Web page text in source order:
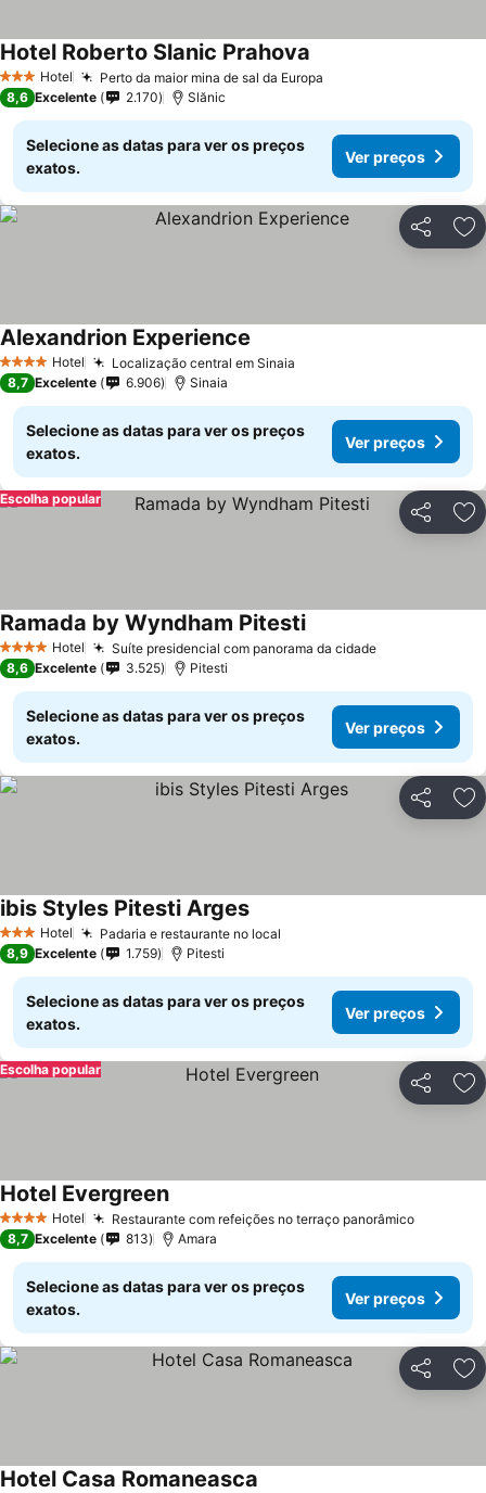
3 EstrelasHotel Perto da maior mina de sal da Europa
Hotel Roberto Slanic Prahova
8,6 Excelente 2.170 Slănic
Selecione as datas para ver os preços
exatos.
Ver preços
Partilhar
4 EstrelasHotel Localização central em Sinaia
Alexandrion Experience
8,7 Excelente 6.906 Sinaia
Selecione as datas para ver os preços
exatos.
Ver preços
Partilhar
Escolha popular
4 EstrelasHotel Suíte presidencial com panorama da cidadeVer preços
Ramada by Wyndham PitestiVer preços
8,6 Excelente 3.525 Pitesti
Selecione as datas para ver os preços
exatos.
Ver preços
Partilhar
3 EstrelasHotel Padaria e restaurante no local
ibis Styles Pitesti ArgesVer preços
8,9 Excelente 1.759 Pitesti
Selecione as datas para ver os preços
exatos.
Ver preços
Partilhar
Escolha popular
4 EstrelasHotel Restaurante com refeições no terraço panorâmicoVer
Hotel EvergreenVer preços
8,7 Excelente 813 Amara
Selecione as datas para ver os preços
exatos.
Ver preços
Partilhar
Hotel Casa Romaneasca